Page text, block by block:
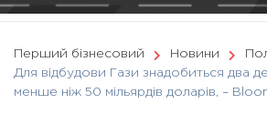
Перший бізнесовий Новини
Для відбудови Гази знадобиться два
менше ніж 50 мільярдів доларів, –